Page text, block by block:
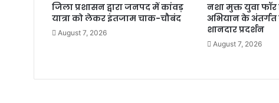
जिला प्रशासन द्वारा जनपद में कांवड़
यात्रा को लेकर इंतजाम चाक-चौबंद
August 7, 2026
नशा मुक्त युवा फॉर
अभियान के अंतर्गत
शानदार प्रदर्शन
August 7, 2026